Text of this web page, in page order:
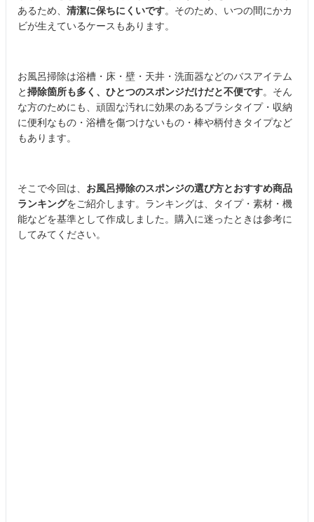
あるため、 清潔に保ちにくいです。そのため、いつの間にかカ
ビが生えているケースもあります。
お風呂掃除は浴槽・床・壁・天井・洗面器などのバスアイテム
と掃除箇所も多く、ひとつのスポンジだけだと不便です。そん
な方のためにも、頑固な汚れに効果のあるブラシタイプ・収納
に便利なもの・浴槽を傷つけないもの・棒や柄付きタイプなど
もあります。
そこで今回は、 お風呂掃除のスポンジの選び方とおすすめ商品
ランキングをご紹介します。ランキングは、タイプ・素材・機
能などを基準として作成しました。購入に迷ったときは参考に
してみてください。